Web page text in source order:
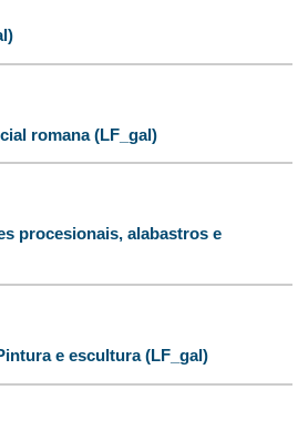
romana (LF_gal)
procesionais, alabastros e
e escultura (LF_gal)